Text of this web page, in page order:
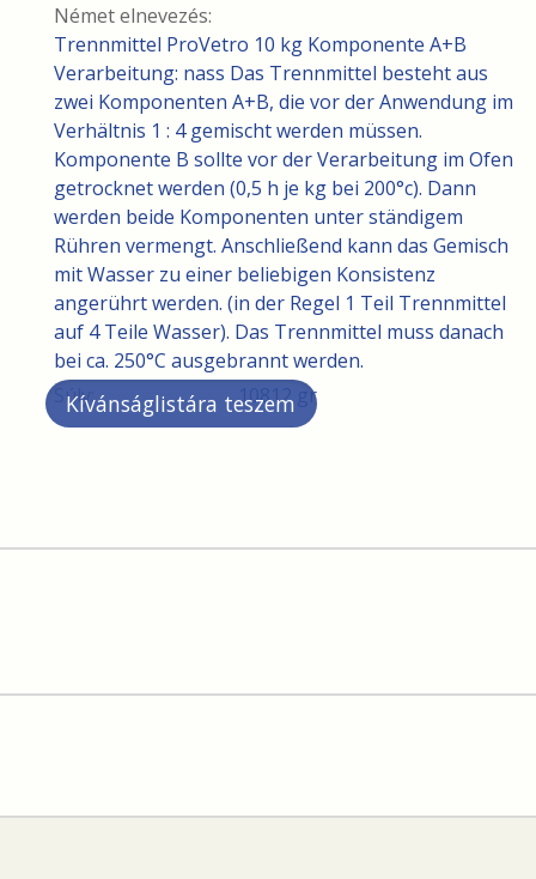
Német elnevezés:
Trennmittel ProVetro 10 kg Komponente A+B
Verarbeitung: nass Das Trennmittel besteht aus
zwei Komponenten A+B, die vor der Anwendung im
Verhältnis 1 : 4 gemischt werden müssen.
Komponente B sollte vor der Verarbeitung im Ofen
getrocknet werden (0,5 h je kg bei 200°c). Dann
werden beide Komponenten unter ständigem
Rühren vermengt. Anschließend kann das Gemisch
mit Wasser zu einer beliebigen Konsistenz
angerührt werden. (in der Regel 1 Teil Trennmittel
auf 4 Teile Wasser). Das Trennmittel muss danach
bei ca. 250°C ausgebrannt werden.
Súly:
10812 gr
Kívánságlistára teszem